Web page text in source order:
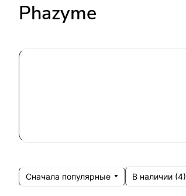
Phazyme
Сначала популярные В наличии (4)